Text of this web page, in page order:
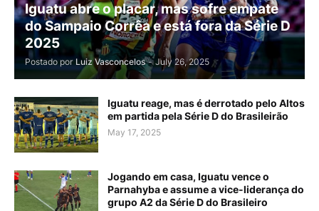
Iguatu abre o placar, mas sofre empate
do Sampaio Corrêa e está fora da Série D
2025
Postado por Luiz Vasconcelos - July 26, 2025
Iguatu reage, mas é derrotado pelo Altos
em partida pela Série D do Brasileirão
May 17, 2025
Jogando em casa, Iguatu vence o
Parnahyba e assume a vice-liderança do
grupo A2 da Série D do Brasileiro